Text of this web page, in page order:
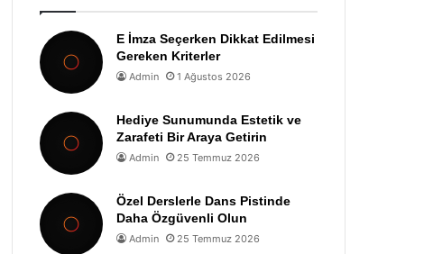
E İmza Seçerken Dikkat Edilmesi
Gereken Kriterler
Admin 1 Ağustos 2026
Hediye Sunumunda Estetik ve
Zarafeti Bir Araya Getirin
Admin 25 Temmuz 2026
Özel Derslerle Dans Pistinde
Daha Özgüvenli Olun
Admin 25 Temmuz 2026